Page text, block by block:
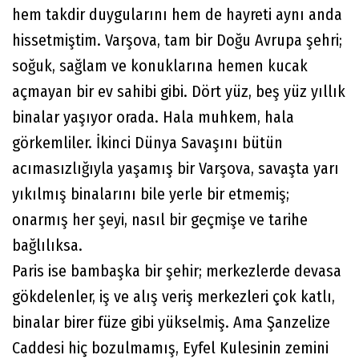
hem takdir duygularını hem de hayreti aynı anda
hissetmiştim. Varşova, tam bir Doğu Avrupa şehri;
soğuk, sağlam ve konuklarına hemen kucak
açmayan bir ev sahibi gibi. Dört yüz, beş yüz yıllık
binalar yaşıyor orada. Hala muhkem, hala
görkemliler. İkinci Dünya Savaşını bütün
acımasızlığıyla yaşamış bir Varşova, savaşta yarı
yıkılmış binalarını bile yerle bir etmemiş;
onarmış her şeyi, nasıl bir geçmişe ve tarihe
bağlılıksa.
Paris ise bambaşka bir şehir; merkezlerde devasa
gökdelenler, iş ve alış veriş merkezleri çok katlı,
binalar birer füze gibi yükselmiş. Ama Şanzelize
Caddesi hiç bozulmamış, Eyfel Kulesinin zemini